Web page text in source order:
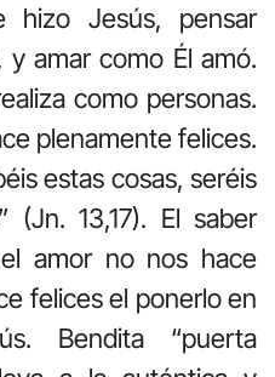
hizo Jesús, pensar
amar como Él amó.
como personas.
plenamente felices.
estas cosas, seréis
(Jn. 13,17). El saber
amor no nos hace
felices el ponerlo en
Bendita “puerta